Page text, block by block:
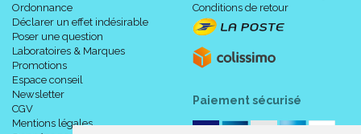
Ordonnance
Déclarer un effet indésirable
Poser une question
Laboratoires & Marques
Promotions
Espace conseil
Newsletter
CGV
Mentions légales
Conditions de retour
Paiement sécurisé